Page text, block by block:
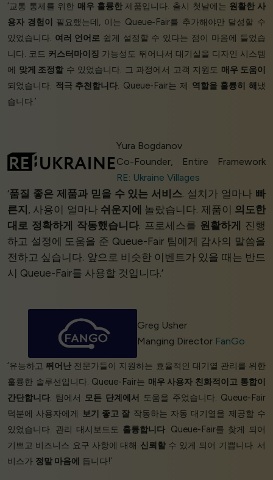
‘교통 통제를 위한 매우 훌륭한제품입니다. 출시 첫날에는 원활한 사
용자 경험이
필요했는데, 이는 Queue-Fair를 추가해야만 달성할 수
있었습니다. 여러 언어로쉽게 설정할 수 있다는 점이 마음에 들었습
니다. 코드 커스터마이징 가능성도 뛰어나서 대기실을 디자인 시스템
에 맞게 조정할 수 있었습니다. 그 과정에서 고객 지원도 매우 도움이
되었습니다. 적극 추천합니다. Queue-Fair는 제 역할을 훌륭히 해 냈
습니다.’
Yura Bogdanov
Co-Founder, Entire Framework
RE: Ukraine Villages
‘품질 좋은 제품과 믿을 수 있는 서비스. 설치가 얼마나 빠
른지, 사용이 얼마나 쉬운지에 놀랐습니다. 제품이 의도한
대로 정확하게 작동했습니다. 프로세스를 원활하게 진행
하고 설정에 도움을 준 Queue-Fair 팀에게 감사의 말씀을
전하고 싶습니다. 앞으로 비슷한 이벤트가 있을 때는 반드
시 Queue-Fair를 사용할 것입니다.’
Greg Usher
Manging Director FanGo
‘유능하고 뛰어난 전문가들이 지원하는 효율적인 대기열 관리를 위한
훌륭한 솔루션입니다. Queue-Fair는 매우 사용자 친화적이고 통합이
간단합니다. 팀에서 모든 단계에서 도움을 주었습니다. Queue-Fair
덕분에 사용자에게 보기 좋고 잘 작동하는 자동 대기열을 제공할 수
있었습니다. 관리 대시보드도 훌륭합니다. Queue-Fair를 찾게 되어
기쁘고 비즈니스 요구 사항에 대해 신뢰할수 있게 되어 기쁩니다. 서
비스가 정말 마음에 듭니다!’